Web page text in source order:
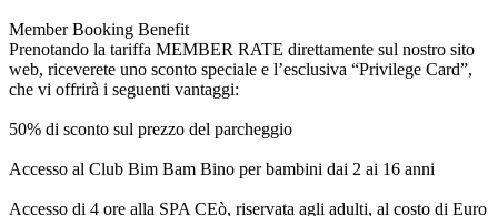
Member Booking Benefit
Prenotando la tariffa MEMBER RATE direttamente sul nostro sito
web, riceverete uno sconto speciale e l’esclusiva “Privilege Card”,
che vi offrirà i seguenti vantaggi:
50% di sconto sul prezzo del parcheggio
Accesso al Club Bim Bam Bino per bambini dai 2 ai 16 anni
Accesso di 4 ore alla SPA CEò, riservata agli adulti, al costo di Euro